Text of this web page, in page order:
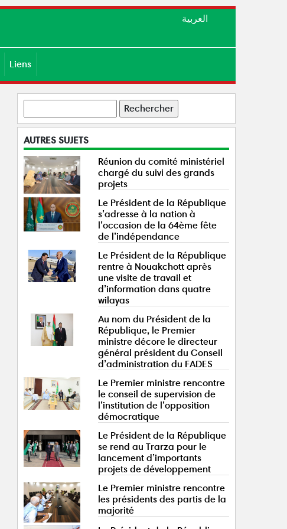
العربية
Liens
AUTRES SUJETS
Réunion du comité ministériel
chargé du suivi des grands
projets
Le Président de la République
s’adresse à la nation à
l’occasion de la 64ème fête
de l’indépendance
Le Président de la République
rentre à Nouakchott après
une visite de travail et
d’information dans quatre
wilayas
Au nom du Président de la
République, le Premier
ministre décore le directeur
général président du Conseil
d’administration du FADES
Le Premier ministre rencontre
le conseil de supervision de
l’institution de l’opposition
démocratique
Le Président de la République
se rend au Trarza pour le
lancement d’importants
projets de développement
Le Premier ministre rencontre
les présidents des partis de la
majorité